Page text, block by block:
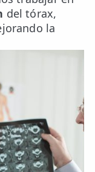
del tórax,
la